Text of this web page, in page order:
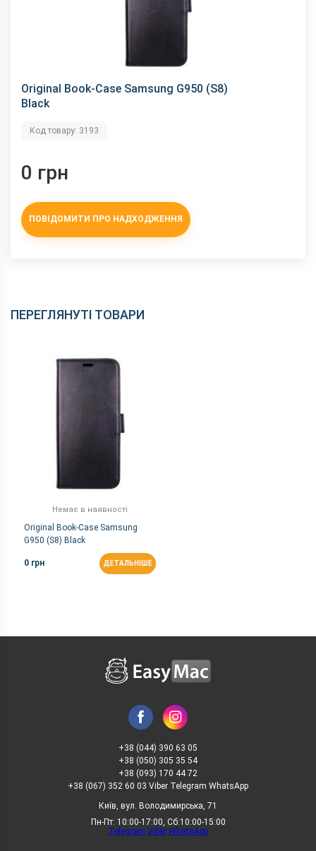
Original Book-Case Samsung G950 (S8)
Black
Код товару: 3193
0 грн
ПОВІДОМИТИ ПРО НАДХОДЖЕННЯ
ПЕРЕГЛЯНУТІ ТОВАРИ
Немає в наявності
Original Book-Case Samsung
G950 (S8) Black
0 грн ДЕТАЛЬНІШЕ
+38 (044) 390 63 05
+38 (050) 305 35 54
+38 (093) 170 44 72
+38 (067) 352 60 03 Viber Telegram WhatsApp
Київ, вул. Володимирська, 71
Пн-Пт: 10:00-17:00, Сб:10:00-15:00
Telegram Viber WhatsApp